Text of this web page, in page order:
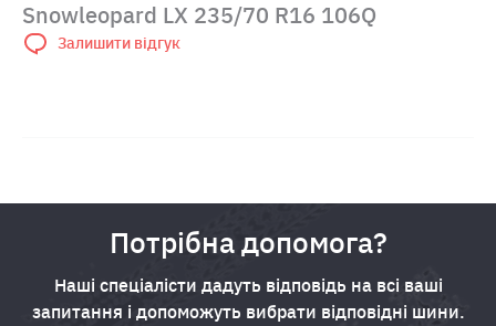
Snowleopard LX 235/70 R16 106Q
Залишити відгук
Потрібна допомога?
Наші спеціалісти дадуть відповідь на всі ваші
запитання і допоможуть вибрати відповідні шини.